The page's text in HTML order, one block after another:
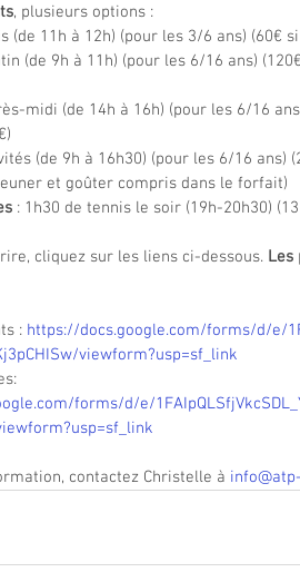
, plusieurs options :
(de 11h à 12h) (pour les 3/6 ans) (60€
(de 9h à 11h) (pour les 6/16 ans)
midi (de 14h à 16h) (pour les 6/16
(de 9h à 16h30) (pour les 6/16 ans)
et goûter compris dans le forfait)
: 1h30 de tennis le soir (19h-20h30)
cliquez sur les liens ci-dessous. Les
: https://docs.google.com/forms/d/e/
viewform?usp=sf_link
forms/d/e/
contactez Christelle à